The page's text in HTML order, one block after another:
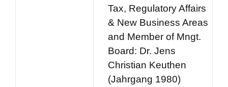
Tax, Regulatory Affairs
& New Business Areas
and Member of Mngt.
Board: Dr. Jens
Christian Keuthen
(Jahrgang 1980)